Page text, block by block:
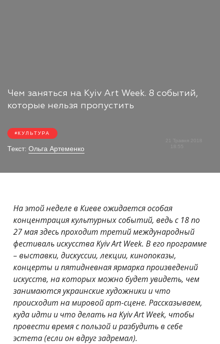
Чем заняться на Kyiv Art Week. 8 событий,
которые нельзя пропустить
КУЛЬТУРА
Текст: Ольга Артеменко
На этой неделе в Киеве ожидается особая
концентрация культурных событий, ведь с 18 по
27 мая здесь проходит третий международный
фестиваль искусства Kyiv Art Week. В его программе
– выставки, дискуссии, лекции, кинопоказы,
концерты и пятидневная ярмарка произведений
искусств, на которых можно будет увидеть, чем
занимаются украинские художники и что
происходит на мировой арт-сцене. Рассказываем,
куда идти и что делать на Kyiv Art Week, чтобы
провести время с пользой и разбудить в себе
эстета (если он вдруг задремал).